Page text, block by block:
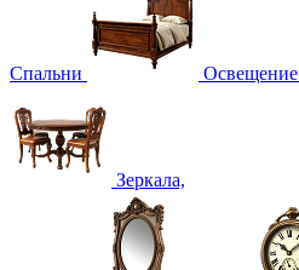
Спальни Освещение
Зеркала,